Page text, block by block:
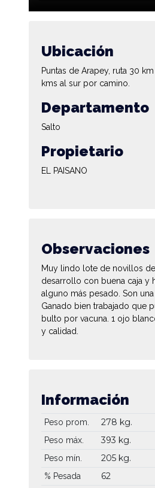
Ubicación
Puntas de Arapey, ruta 30
kms al sur por camino.
Departamento
Salto
Propietario
EL PAISANO
Observaciones
Muy lindo lote de novillos
desarrollo con buena caja y
alguno más pesado. Son
Ganado bien trabajado que
bulto por vacuna. 1 ojo
y calidad.
Información
Peso prom. 278 kg.
Peso máx. 393 kg.
Peso mín. 205 kg.
% Pesada 62